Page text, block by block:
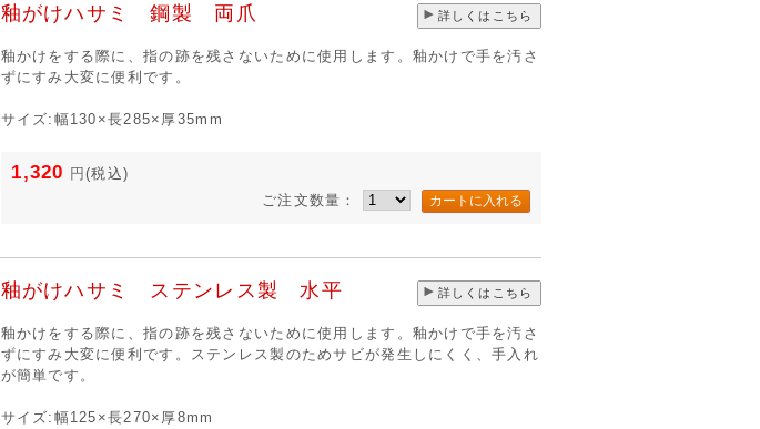
釉がけハサミ 鋼製 両爪 詳しくはこちら
釉かけをする際に、指の跡を残さないために使用します。釉かけで手を汚さ
ずにすみ大変に便利です。
サイズ:幅130×長285×厚35mm
1,320 円(税込)
ご注文数量：
釉がけハサミ ステンレス製 水平 詳しくはこちら
釉かけをする際に、指の跡を残さないために使用します。釉かけで手を汚さ
ずにすみ大変に便利です。ステンレス製のためサビが発生しにくく、手入れ
が簡単です。
サイズ:幅125×長270×厚8mm